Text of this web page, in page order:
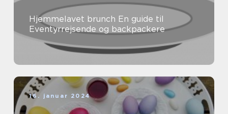
Hjemmelavet brunch En guide til
Eventyrrejsende og backpackere
16. januar 2024